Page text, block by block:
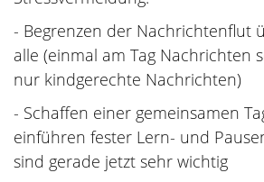
- Begrenzen der Nachrichtenflut
alle (einmal am Tag Nachrichten
nur kindgerechte Nachrichten)
- Schaffen einer gemeinsamen
einführen fester Lern- und
sind gerade jetzt sehr wichtig